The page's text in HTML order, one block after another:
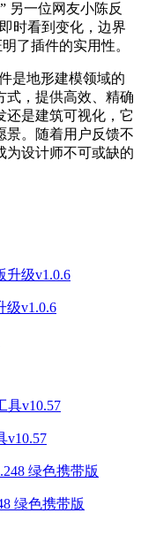
另一位网友小陈反
时看到变化，边界
了插件的实用性。
是地形建模领域的
式，提供高效、精确
还是建筑可视化，它
景。随着用户反馈不
为设计师不可或缺的
级v1.0.6
v10.57
绿色携带版